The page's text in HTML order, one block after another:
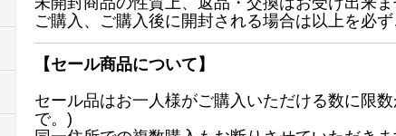
ご購入、ご購入後に開封される場合は以上を必
【セール商品について】
セール品はお一人様がご購入いただける数に限
で。)